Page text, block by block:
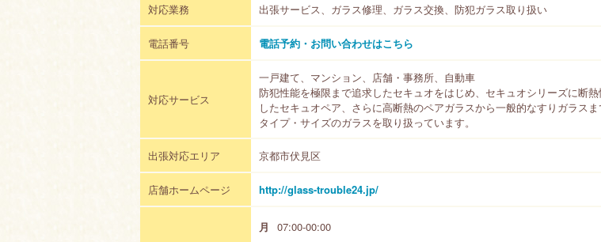
対応業務 出張サービス、ガラス修理、ガラス交換、防犯ガラス取り扱い
電話番号 電話予約・お問い合わせはこちら
対応サービス
一戸建て、マンション、店舗・事務所、自動車
防犯性能を極限まで追求したセキュオをはじめ、セキュオシリーズに断
したセキュオペア、さらに高断熱のペアガラスから一般的なすりガラス
タイプ・サイズのガラスを取り扱っています。
出張対応エリア 京都市伏見区
店舗ホームページ http://glass-trouble24.jp/
月
07:00-00:00